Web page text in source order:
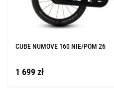
CUBE NUMOVE 160 NIE/POM 26
1 699 zł